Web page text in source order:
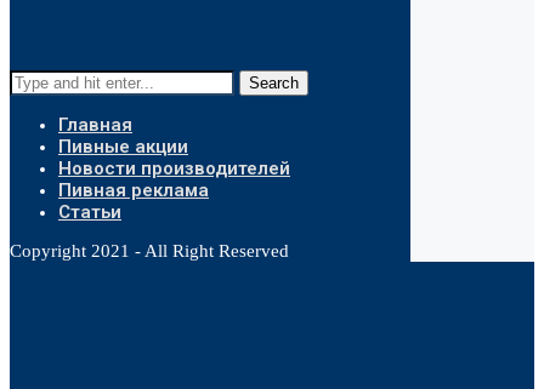
Search
Главная
Пивные акции
Новости производителей
Пивная реклама
Статьи
Copyright 2021 - All Right Reserved